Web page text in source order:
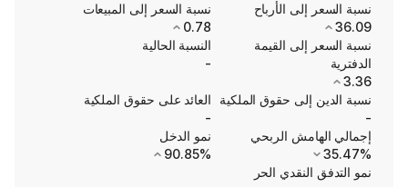
الأرباح
نسبة السعر إلى المبيعات
القيمة
النسبة الحالية
حقوق الملكية
العائد على حقوق الملكية
الربحي
نمو الدخل
90.85%
الحر